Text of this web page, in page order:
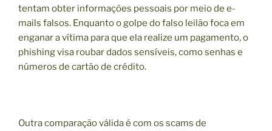
tentam obter informações pessoais por meio de e-
mails falsos. Enquanto o golpe do falso leilão foca em
enganar a vítima para que ela realize um pagamento, o
phishing visa roubar dados sensíveis, como senhas e
números de cartão de crédito.
Outra comparação válida é com os scams de